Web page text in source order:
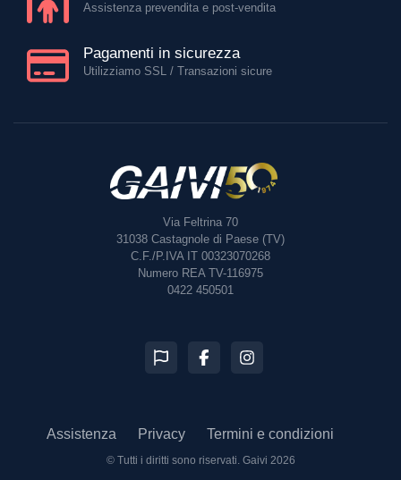
Assistenza prevendita e post-vendita
Pagamenti in sicurezza
Utilizziamo SSL / Transazioni sicure
Via Feltrina 70
31038 Castagnole di Paese (TV)
C.F./P.IVA IT 00323070268
Numero REA TV-116975
0422 450501
Assistenza Privacy Termini e condizioni
© Tutti i diritti sono riservati. Gaivi 2026